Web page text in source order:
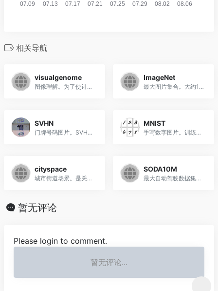
相关导航
visualgenome
图像理解。为了使计算机理解图像，数据集中的图片被划分成一个个区域，每个区域都有与其对应的一句自然语言描述。共108,077张图。
ImageNet
最大图片集合。大约1500万张图片，2.2万个分类，一般情况下只用子数据集就可以了。。每张都经过了严格的人工标注。数据集还是按照WordNet框架组织的，WordNet模拟的就是人类对事物的识别系统。
SVHN
门牌号码图片。SVHN（Street View House Number）Dateset 来源于谷歌街景中的门牌号码。训练集图片73257张，测试集26032张
MNIST
手写数字图片。训练集样本60,000个，测试集样本10,000个。由来自 250 个不同人手写的数字构成, 其中 50% 是高中学生, 50% 来自人口普查局的工作人员。
cityspace
城市街道场景。是关于城市街道场景的语义理解图片数据集。 它主要包含来自50个不同城市的街道场景，拥有5000张在城市环境中驾驶场景的高质量像素级注释图像。此外，它还有20000张粗糙标注的图像。
SODA10M
最大自动驾驶数据集。包括了1000万张无标注图片以及2万张带标注图片。SODA10M数据集收集了不同城市在不同天气条件、时间段以及位置的场景。 晴天雨天、白天夜晚、城市高速园区…… 更重要的是，覆盖面很广。 1000万张无标注图片来自32个城市，囊括了国内大部分地区。
暂无评论
Please login to comment.
暂无评论...